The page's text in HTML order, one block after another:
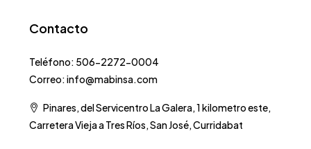
Contacto
Teléfono: 506-2272-0004
Correo: info@mabinsa.com
Pinares, del Servicentro La Galera, 1 kilometro este,
Carretera Vieja a Tres Ríos, San José, Curridabat